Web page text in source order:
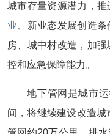
城市存量资源潜力，
业 、新业态发展创造
房、城中村改造，加
控和应急保障能力。
地下管网是城市运
间，将继续建设改造